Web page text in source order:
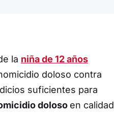
la niña de 12 años
doloso contra
suficientes para
doloso en calidad